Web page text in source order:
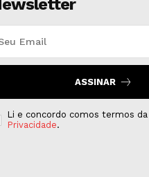
ASSINAR
Li e concordo comos termos da
Privacidade.